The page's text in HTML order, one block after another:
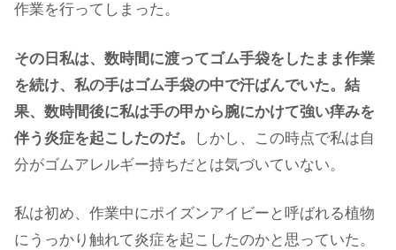
作業を行ってしまった。
その日私は、数時間に渡ってゴム手袋をしたまま作業
を続け、私の手はゴム手袋の中で汗ばんでいた。結
果、数時間後に私は手の甲から腕にかけて強い痒みを
伴う炎症を起こしたのだ。
しかし、この時点で私は自
分がゴムアレルギー持ちだとは気づいていない。
私は初め、作業中にポイズンアイビーと呼ばれる植物
にうっかり触れて炎症を起こしたのかと思っていた。